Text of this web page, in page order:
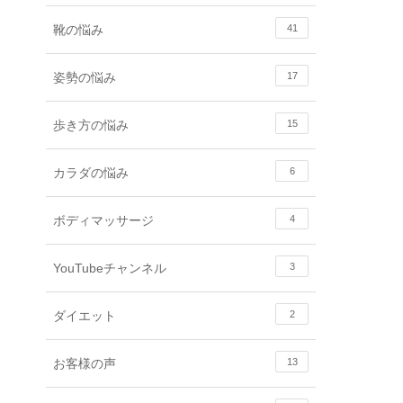
靴の悩み 41
姿勢の悩み 17
歩き方の悩み 15
カラダの悩み 6
ボディマッサージ 4
YouTubeチャンネル 3
ダイエット 2
お客様の声 13